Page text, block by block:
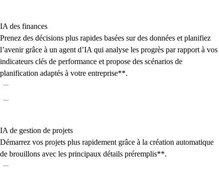
IA des finances
Prenez des décisions plus rapides basées sur des données et planifiez
l’avenir grâce à un agent d’IA qui analyse les progrès par rapport à vos
indicateurs clés de performance et propose des scénarios de
planification adaptés à votre entreprise**.
IA de gestion de projets
Démarrez vos projets plus rapidement grâce à la création automatique
de brouillons avec les principaux détails préremplis**.